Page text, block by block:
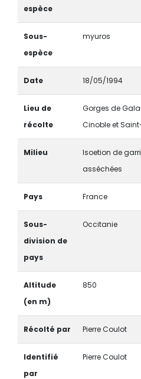
espèce
Sous-
espèce
myuros
Date 18/05/1994
Lieu de
récolte
Gorges de
Cinoble et
Milieu
Isoetion de
asséchées
Pays France
Sous-
division de
pays
Occitanie
Altitude
(en m)
850
Récolté par Pierre Coulot
Identifié
par
Pierre Coulot